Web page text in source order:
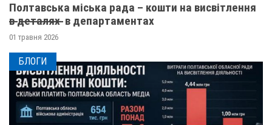
Полтавська міська рада – кошти на висвітлення
в̶ ̶д̶е̶т̶а̶л̶я̶х̶ ̶ в департаментах
01 травня 2026
БЛОГИ